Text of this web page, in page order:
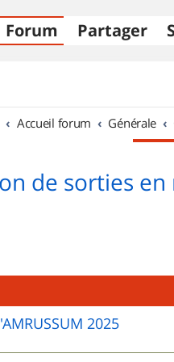
Forum Partager
Accueil forum Générale
de sorties
2025